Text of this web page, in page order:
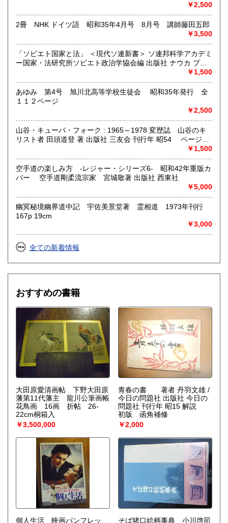
￥2,500
2冊 NHK ドイツ語 昭和35年4月号 8月号 講師藤田五郎
￥3,500
「ソビエト国家と法」 ＜現代ソ連新書＞ ソ連邦科学アカデミ
ー国家・法研究所ソビエト政治学協会編 出版社 ナウカ プロ
￥1,500
あゆみ 第4号 旭川北高等学校生徒会 昭和35年発行 全
１１２ページ
￥2,500
山谷・キューバ・フォーク : 1965～1978 変歴誌 山谷のキ
リスト者 田頭道登 著 出版社 三友会 刊行年 昭54 ページ数
￥1,500
空手道の楽しみ方 -レジャー・シリーズ6- 昭和42年重版カ
バー 空手道剛柔流宗家 宮城敬著 出版社 西東社
￥5,000
幽冥秘境幽界道中記 宇佐美景堂著 霊相道 1973年刊行
167p 19cm
￥3,000
全ての新着情報
おすすめの書籍
大田原愛清画帖 下野大田原
藩第11代藩主 龍川公筆画帳
花鳥画 16画 折帖 26-
22cm桐箱入
￥3,500,000
青春の書 著者 丹羽文雄 /
今日の問題社 出版社 今日の
問題社 刊行年 昭15 解説
初版 函角補修
￥2,000
個人生活 映画パンフレッ そば猪口絵柄事典 小川啓司